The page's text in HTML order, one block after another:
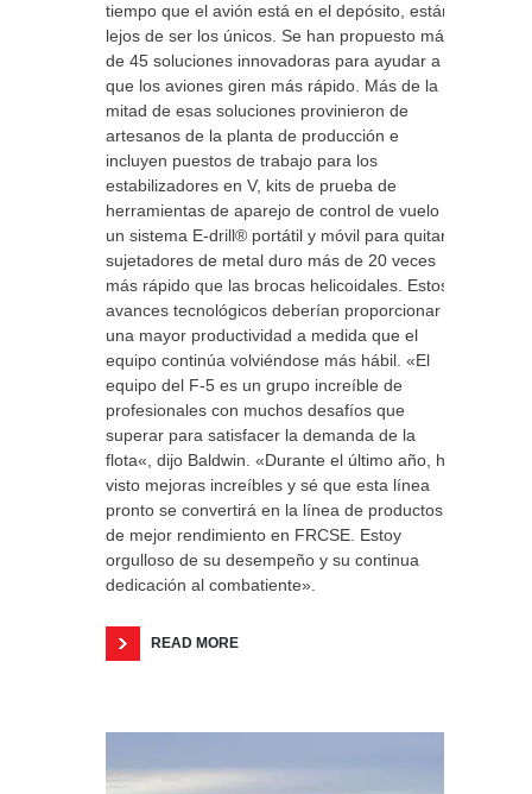
tiempo que el avión está en el depósito, están
lejos de ser los únicos. Se han propuesto más
de 45 soluciones innovadoras para ayudar a
que los aviones giren más rápido. Más de la
mitad de esas soluciones provinieron de
artesanos de la planta de producción e
incluyen puestos de trabajo para los
estabilizadores en V, kits de prueba de
herramientas de aparejo de control de vuelo y
un sistema E-drill® portátil y móvil para quitar
sujetadores de metal duro más de 20 veces
más rápido que las brocas helicoidales. Estos
avances tecnológicos deberían proporcionar
una mayor productividad a medida que el
equipo continúa volviéndose más hábil. «El
equipo del F-5 es un grupo increíble de
profesionales con muchos desafíos que
superar para satisfacer la demanda de la
flota«, dijo Baldwin. «Durante el último año, he
visto mejoras increíbles y sé que esta línea
pronto se convertirá en la línea de productos
de mejor rendimiento en FRCSE. Estoy
orgulloso de su desempeño y su continua
dedicación al combatiente».
READ MORE